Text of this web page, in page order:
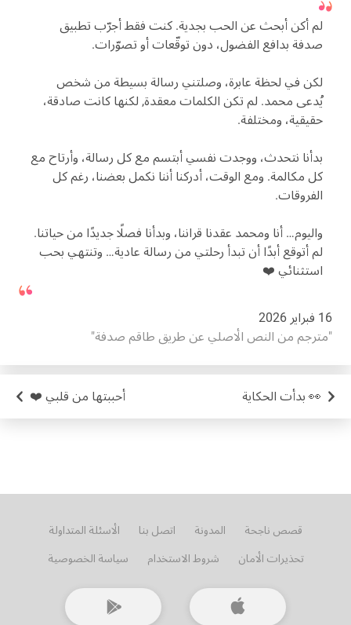
لم أكن أبحث عن الحب بجدية. كنت فقط أجرّب تطبيق
صدفة بدافع الفضول، دون توقّعات أو تصوّرات.
لكن في لحظة عابرة، وصلتني رسالة بسيطة من شخص
يُدعى محمد. لم تكن الكلمات معقدة, لكنها كانت صادقة،
حقيقية، ومختلفة.
بدأنا نتحدث، ووجدت نفسي أبتسم مع كل رسالة، وأرتاح مع
كل مكالمة. ومع الوقت، أدركنا أننا نكمل بعضنا، رغم كل
الفروقات.
واليوم… أنا ومحمد عقدنا قراننا، وبدأنا فصلًا جديدًا من حياتنا.
لم أتوقع أبدًا أن تبدأ رحلتي من رسالة عادية… وتنتهي بحب
استثنائي ❤️
16 فبراير 2026
مترجم من النص الأصلي عن طريق طاقم صدفة
👀 بدأت الحكاية أحببتها من قلبي ❤️
قصص ناجحة المدونة اتصل بنا الأسئلة المتداولة
تحذيرات الأمان شروط الاستخدام سياسة الخصوصية